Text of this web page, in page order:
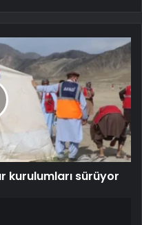
kurulumları sürüyor